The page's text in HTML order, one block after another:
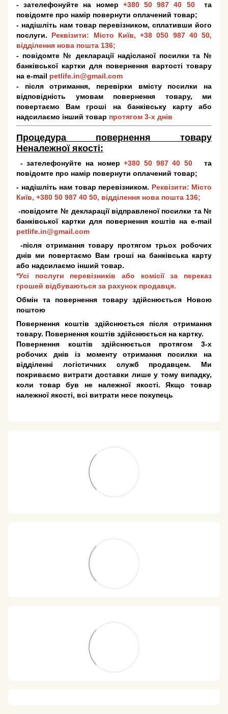
- зателефонуйте на номер +380 50 987 40 50
та
повідомте про намір повернути оплачений товар;
- надішліть нам товар перевізником, сплативши його
послуги. Реквізити: Місто Київ, +38 050 987 40 50,
відділення нова пошта 136;
- повідомте № декларації надісланої посилки та №
банківської картки для повернення вартості товару
на e-mail petlife.in@gmail.com
- після отримання, перевірки вмісту посилки на
відповідність умовам повернення товару, ми
повертаємо Вам гроші на банківську карту або
надсилаємо інший товар протягом 3-х днів
Процедура повернення товару
Неналежної якості:
- зателефонуйте на номер +380 50 987 40 50
та
повідомте про намір повернути оплачений товар;
- надішліть нам товар перевізником. Реквізити: Місто
Київ, +380 50 987 40 50, відділення нова пошта 136;
-повідомте № декларації відправленої посилки та №
банківської картки для повернення коштів на e-mail
petlife.in@gmail.com
-після отримання товару протягом трьох робочих
днів ми повертаємо Вам гроші на банківська карту
або надсилаємо інший товар.
*Усі послуги перевізників або комісії за переказ
грошей відбуваються за рахунок продавця.
Обмін та повернення товару здійснюється Новою
поштою
Повернення коштів здійснюється після отримання
товару. Повернення коштів здійснюється на картку.
Повернення коштів здійснюється протягом 3-х
робочих днів із моменту отримання посилки на
відділенні логістичних служб продавцем. Ми
покриваємо витрати доставки лише у тому випадку,
коли товар був не належної якості. Якщо товар
належної якості, всі витрати несе покупець